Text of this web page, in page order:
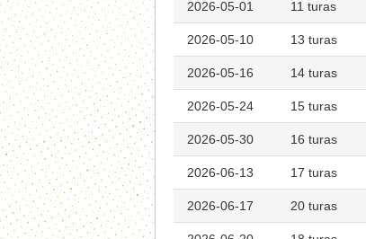
2026-05-01 11 turas
2026-05-10 13 turas
2026-05-16 14 turas
2026-05-24 15 turas
2026-05-30 16 turas
2026-06-13 17 turas
2026-06-17 20 turas